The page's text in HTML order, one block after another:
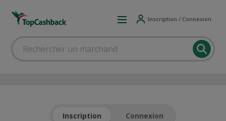
Inscription / Connexion
Inscription Connexion